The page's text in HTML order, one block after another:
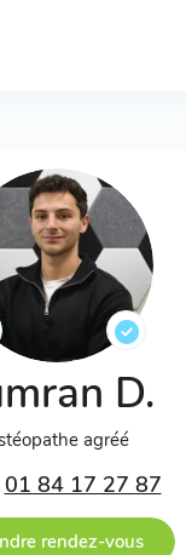
D.
agréé
01 84 17 27 87
rendez-vous